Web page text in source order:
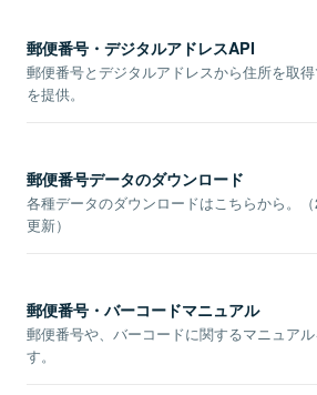
郵便番号・デジタルアドレスAPI
郵便番号とデジタルアドレスから住所を取
を提供。
郵便番号データのダウンロード
各種データのダウンロードはこちらから。
更新）
郵便番号・バーコードマニュアル
郵便番号や、バーコードに関するマニュア
す。